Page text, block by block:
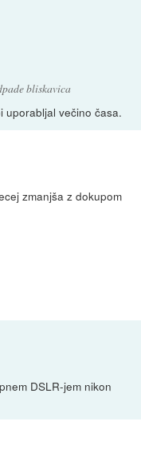
bliskavica
uporabljal večino časa.
zmanjša z dokupom
DSLR-jem nikon